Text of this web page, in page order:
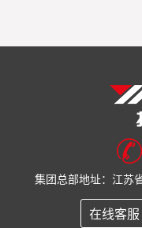
集团总部地址：江苏
在线客服